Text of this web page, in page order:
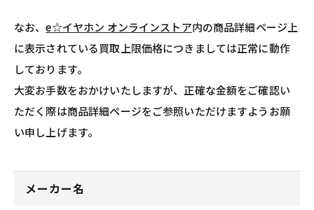
なお、e☆イヤホン オンラインストア内の商品詳細ページ上
に表示されている買取上限価格につきましては正常に動作
しております。
大変お手数をおかけいたしますが、正確な金額をご確認い
ただく際は商品詳細ページをご参照いただけますようお願
い申し上げます。
メーカー名